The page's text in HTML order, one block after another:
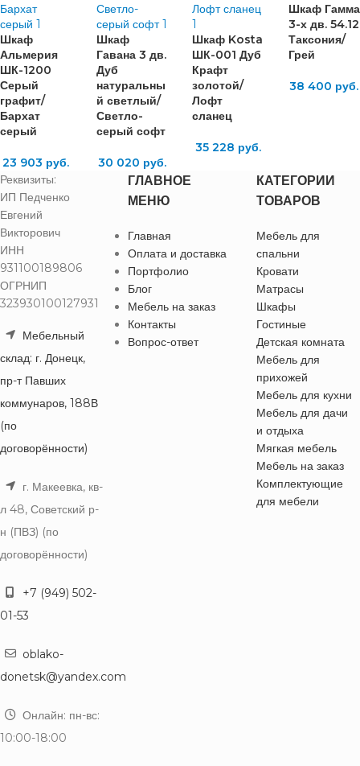
Шкаф
Альмерия
ШК-1200
Серый
графит/
Бархат
серый
23 903 руб.
Шкаф
Гавана 3 дв.
Дуб
натуральны
й светлый/
Светло-
серый софт
30 020 руб.
Шкаф Kosta
ШК-001 Дуб
Крафт
золотой/
Лофт
сланец
35 228 руб.
Шкаф Гамма
3-х дв. 54.12
Таксония/
Грей
38 400 руб.
Реквизиты:
ИП Педченко
Евгений
Викторович
ИНН
931100189806
ОГРНИП
323930100127931
Мебельный
склад: г. Донецк,
пр-т Павших
коммунаров, 188В
(по
договорённости)
г. Макеевка, кв-
л 48, Советский р-
н (ПВЗ) (по
договорённости)
+7 (949) 502-
01-53
oblako-
donetsk@yandex.com
Онлайн: пн-вс:
10:00-18:00
ГЛАВНОЕ
МЕНЮ
Главная
Оплата и доставка
Портфолио
Блог
Мебель на заказ
Контакты
Вопрос-ответ
КАТЕГОРИИ
ТОВАРОВ
Мебель для
спальни
Кровати
Матрасы
Шкафы
Гостиные
Детская комната
Мебель для
прихожей
Мебель для кухни
Мебель для дачи
и отдыха
Мягкая мебель
Мебель на заказ
Комплектующие
для мебели